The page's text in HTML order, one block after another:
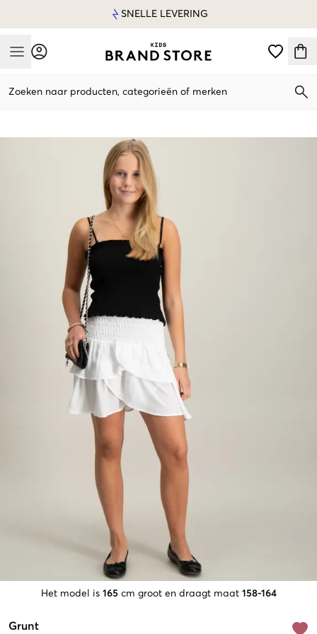
SNELLE LEVERING
Mobile Menu
Zoeken naar producten, categorieën of merken
Het model is 165 cm groot en draagt maat 158-164
Grunt